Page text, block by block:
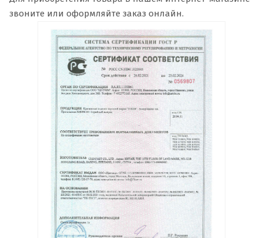
звоните или оформляйте заказ онлайн.